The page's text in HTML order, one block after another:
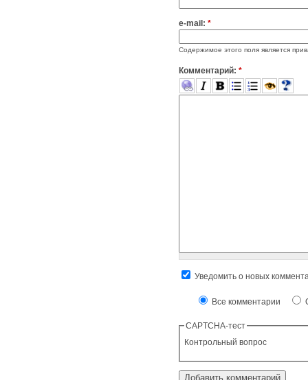
e-mail: *
Содержимое этого поля является
Комментарий: *
Уведомить о новых
Все комментарии
CAPTCHA-тест
Контрольный вопрос